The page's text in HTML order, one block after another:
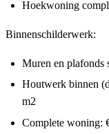
Hoekwoning
Binnenschilderwerk:
Muren en plafonds
Houtwerk binnen
m2
Complete woning: